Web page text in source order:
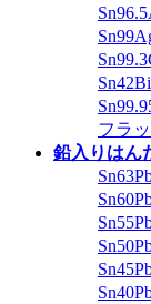
フラ
鉛入りはん